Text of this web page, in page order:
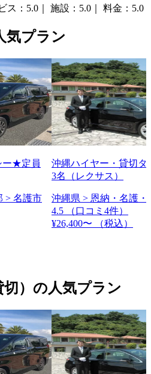
ス： 5.0｜ 施設： 5.0｜ 料金： 5.0
気プラン
ー★定員
> 名護市
沖縄ハイヤー・貸切
3名（レクサス）
沖縄県 > 恩納・名護・
4.5
（口コミ4件）
¥26,400〜
（税込）
）の人気プラン